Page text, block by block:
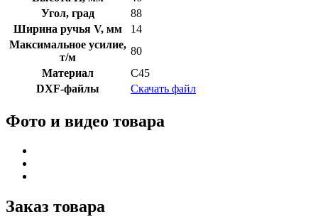
Угол, град
88
Ширина ручья V, мм
14
Максимальное усилие,
т/м
80
Материал
C45
DXF-файлы
Скачать файл
Фото и видео товара
Заказ товара